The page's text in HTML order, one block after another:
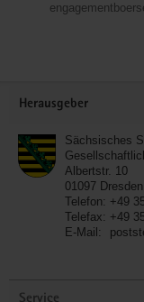
Herausgeber
Sächsisches
Albertstr. 10
01097 Dresden
Telefon: +49
Telefax: +49
E-Mail:
Service